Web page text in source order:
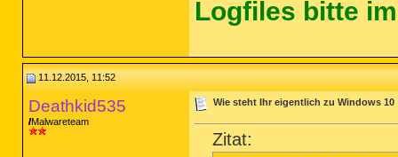
Logfiles bitte
11.12.2015, 11:52
Deathkid535
Malwareteam
Wie steht Ihr eigentlich zu Windows 10
Zitat: